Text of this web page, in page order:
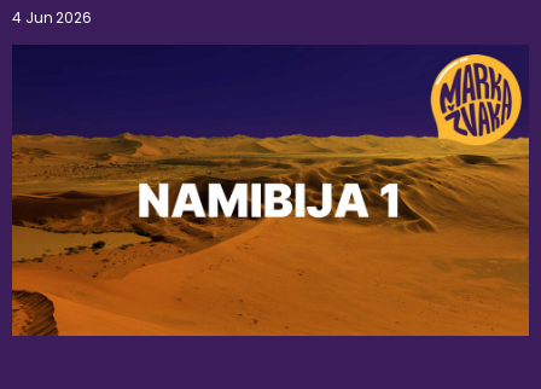
4 Jun 2026